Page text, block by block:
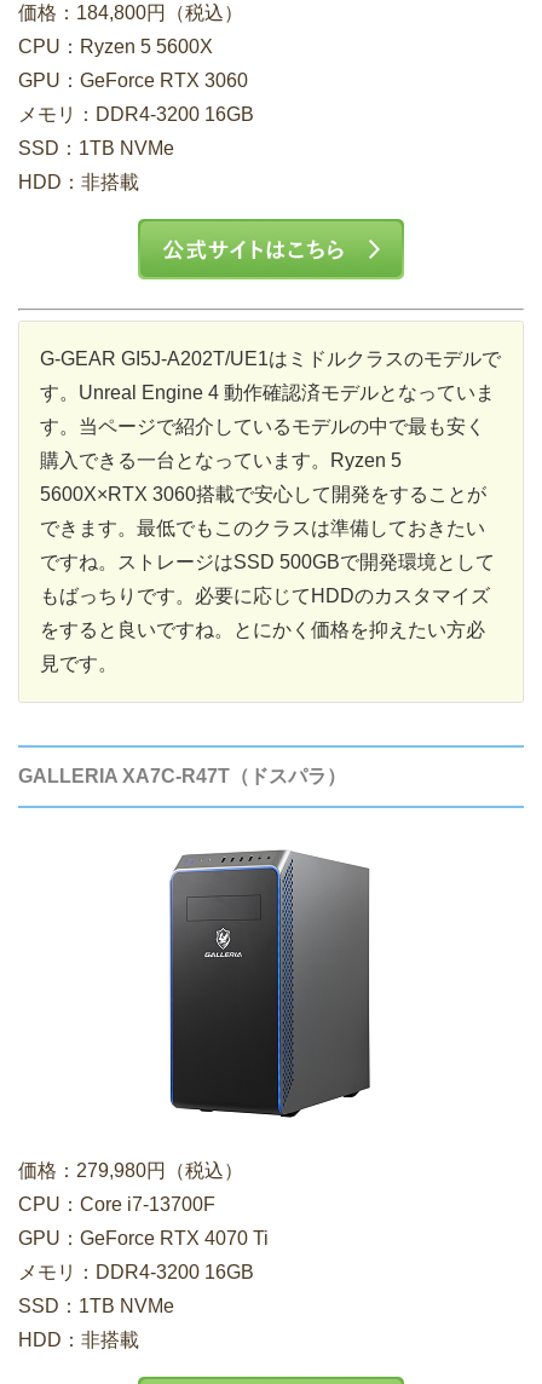
価格：184,800円（税込）
CPU：Ryzen 5 5600X
GPU：GeForce RTX 3060
メモリ：DDR4-3200 16GB
SSD：1TB NVMe
HDD：非搭載
G-GEAR GI5J-A202T/UE1はミドルクラスのモデルで
す。Unreal Engine 4 動作確認済モデルとなっていま
す。当ページで紹介しているモデルの中で最も安く
購入できる一台となっています。Ryzen 5
5600X×RTX 3060搭載で安心して開発をすることが
できます。最低でもこのクラスは準備しておきたい
ですね。ストレージはSSD 500GBで開発環境として
もばっちりです。必要に応じてHDDのカスタマイズ
をすると良いですね。とにかく価格を抑えたい方必
見です。
GALLERIA XA7C-R47T（ドスパラ）
価格：279,980円（税込）
CPU：Core i7-13700F
GPU：GeForce RTX 4070 Ti
メモリ：DDR4-3200 16GB
SSD：1TB NVMe
HDD：非搭載